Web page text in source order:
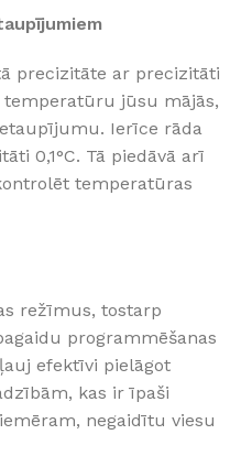
precizitāte ar precizitāti
temperatūru jūsu mājās,
Ierīce rāda
0,1°C. Tā piedāvā arī
temperatūras
režīmus, tostarp
programmēšanas
efektīvi pielāgot
kas ir īpaši
negaidītu viesu